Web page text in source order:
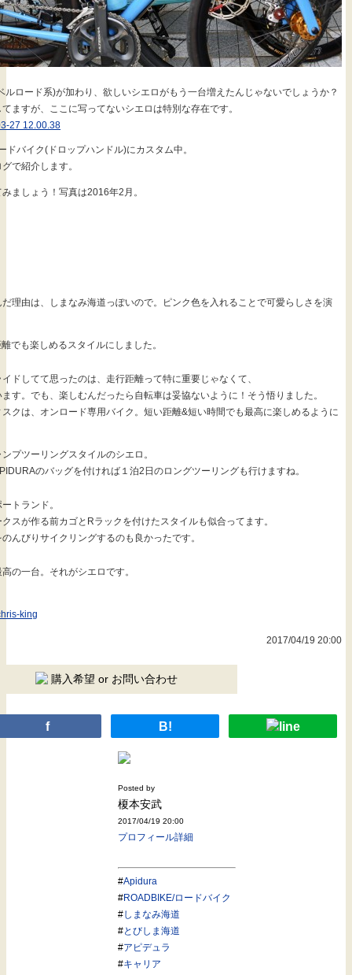
ルロード系)が加わり、欲しいシエロがもう一台増えたんじゃないでしょうか？
ますが、ここに写ってないシエロは特別な存在です。
ドバイク(ドロップハンドル)にカスタム中。
で紹介します。
ましょう！写真は2016年2月。
理由は、しまなみ海道っぽいので。ピンク色を入れることで可愛らしさを演
でも楽しめるスタイルにしました。
ドしてて思ったのは、走行距離って特に重要じゃなくて、
す。でも、楽しむんだったら自転車は妥協ないように！そう悟りました。
クは、オンロード専用バイク。短い距離&短い時間でも最高に楽しめるように
プツーリングスタイルのシエロ。
のバッグを付ければ１泊2日のロングツーリングも行けますね。
トランド。
スが作る前カゴとRラックを付けたスタイルも似合ってます。
んびりサイクリングするのも良かったです。
の一台。それがシエロです。
king
2017/04/19 20:00
購入希望 or お問い合わせ
f B!
Posted by
榎本安武
2017/04/19 20:00
プロフィール詳細
#Apidura
#ROADBIKE/ロードバイク
#しまなみ海道
#とびしま海道
#アピデュラ
#キャリア